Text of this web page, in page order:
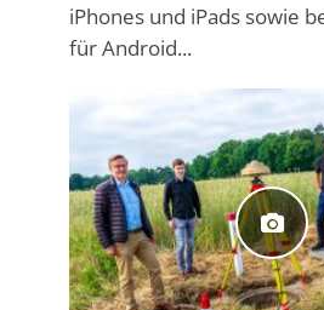
iPhones und iPads sowie
für Android...